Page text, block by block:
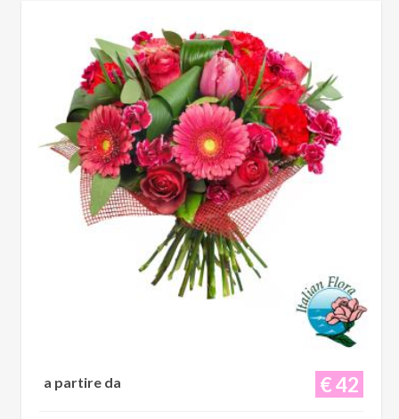
€ 42
a partire da